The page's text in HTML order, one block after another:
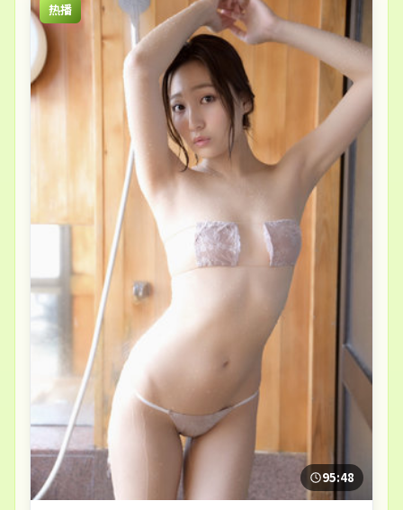
热播
95:48